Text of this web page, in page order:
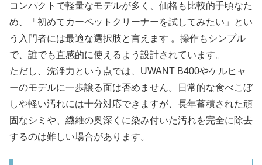
コンパクトで軽量なモデルが多く、価格も比較的手頃なた
め、「初めてカーペットクリーナーを試してみたい」とい
う入門者には最適な選択肢と言えます 。操作もシンプル
で、誰でも直感的に使えるよう設計されています。​
ただし、洗浄力という点では、UWANT B400やケルヒャ
ーのモデルに一歩譲る面は否めません。日常的な食べこぼ
しや軽い汚れには十分対応できますが、長年蓄積された頑
固なシミや、繊維の奥深くに染み付いた汚れを完全に除去
するのは難しい場合があります。